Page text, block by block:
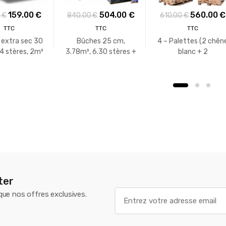
€ Le
prix
initial
était :
159.00€Le
actuel
est :
TTC
extra sec 30
stères, 2m³
840.00€ Le
prix
initial
était :
504.00 €Le
actuel
est :
TTC
Bûches 25 cm,
3.78m³, 6.30 stères +
610.00€ Le
prix
initial
était :
560.00€
TTC
4 – Palettes (2
blanc + 2
nos offres exclusives.